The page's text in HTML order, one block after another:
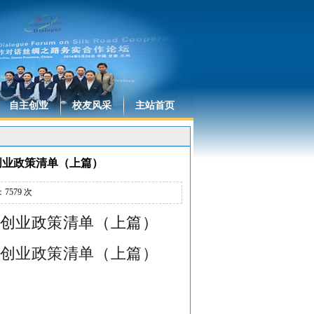
自主创业 校友风采 主站首页
政策清单（上篇）
7579 次
业政策清单（上篇）
业政策清单（上篇）